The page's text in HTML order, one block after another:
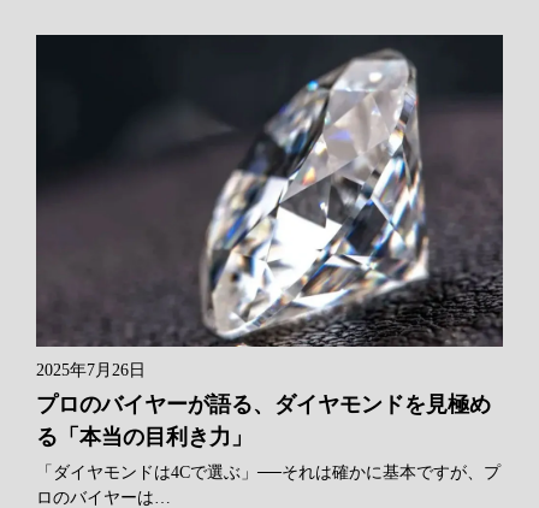
2025年7月26日
プロのバイヤーが語る、ダイヤモンドを見極め
る「本当の目利き力」
「ダイヤモンドは4Cで選ぶ」──それは確かに基本ですが、プ
ロのバイヤーは…